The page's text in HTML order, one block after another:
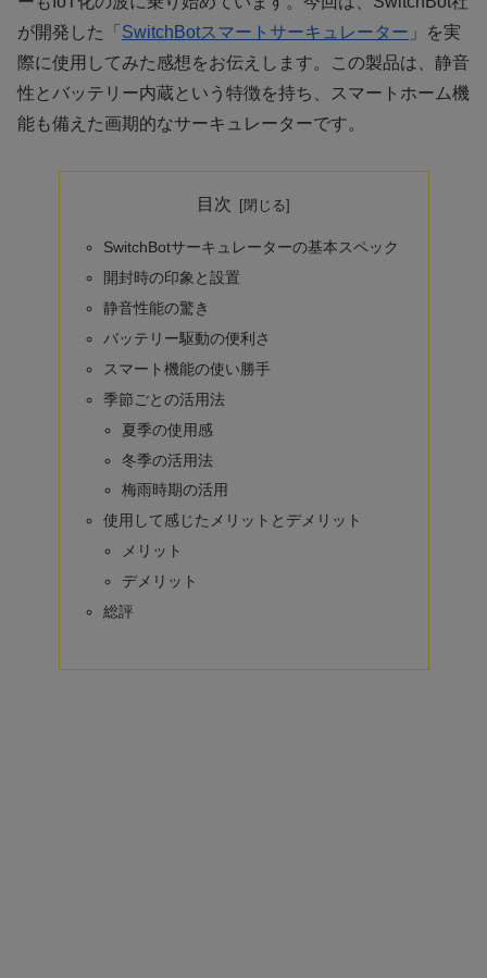
が開発した「 SwitchBotスマートサーキュレーター 」を実
際に使用してみた感想をお伝えします。この製品は、静音
性とバッテリー内蔵という特徴を持ち、スマートホーム機
能も備えた画期的なサーキュレーターです。
目次
SwitchBotサーキュレーターの基本スペック
開封時の印象と設置
静音性能の驚き
バッテリー駆動の便利さ
スマート機能の使い勝手
季節ごとの活用法
夏季の使用感
冬季の活用法
梅雨時期の活用
使用して感じたメリットとデメリット
メリット
デメリット
総評